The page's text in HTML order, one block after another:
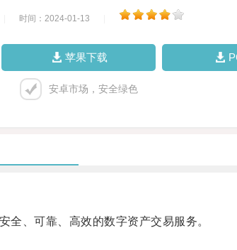
时间：2024-01-13
苹果下载
安卓市场，安全绿色
、可靠、高效的数字资产交易服务。